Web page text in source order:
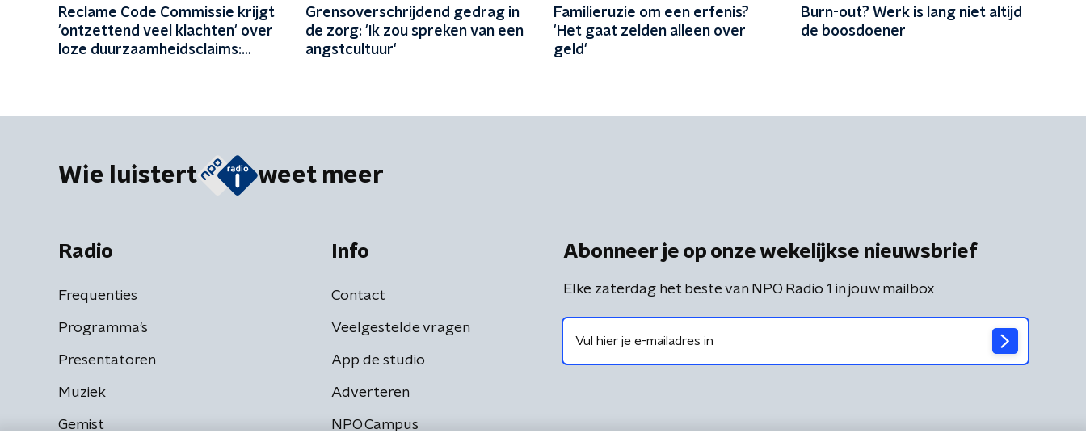
Reclame Code Commissie krijgt
'ontzettend veel klachten' over
loze duurzaamheidsclaims:
Grensoverschrijdend gedrag in
de zorg: 'Ik zou spreken van een
angstcultuur'
Familieruzie om een erfenis?
'Het gaat zelden alleen over
geld'
Burn-out? Werk is lang niet altijd
de boosdoener
Wie luistert weet meer
Radio
Frequenties
Programma's
Presentatoren
Muziek
Gemist
Info
Contact
Veelgestelde vragen
App de studio
Adverteren
NPO Campus
Abonneer je op onze wekelijkse nieuwsbrief
Elke zaterdag het beste van NPO Radio 1 in jouw mailbox